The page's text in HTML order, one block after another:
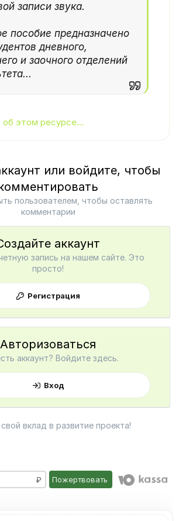
записи звука.
пособие предназначено
дневного,
и заочного отделений
об этом ресурсе...
или войдите, чтобы
пользователем, чтобы оставлять
комментарии
аккаунт
запись на нашем сайте. Это
просто!
Регистрация
Авторизоваться
аккаунт? Войдите здесь.
Вход
вклад в развитие проекта!
Пожертвовать